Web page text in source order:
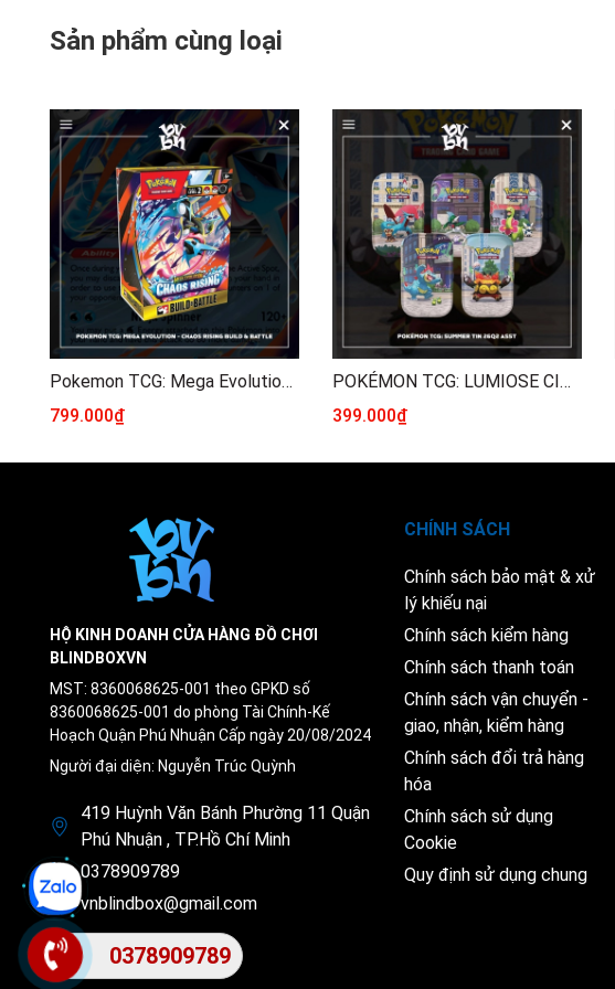
Sản phẩm cùng loại
Pokemon TCG: Mega Evolution - Chaos Rising Build & Battle
799.000₫
POKÉMON TCG: LUMIOSE CITY MINI TIN
399.000₫
HỘ KINH DOANH CỬA HÀNG ĐỒ CHƠI
BLINDBOXVN
MST: 8360068625-001 theo GPKD số
8360068625-001 do phòng Tài Chính-Kế
Hoạch Quận Phú Nhuận Cấp ngày 20/08/2024
Người đại diện: Nguyễn Trúc Quỳnh
419 Huỳnh Văn Bánh Phường 11 Quận
Phú Nhuận , TP.Hồ Chí Minh
0378909789
vnblindbox@gmail.com
CHÍNH SÁCH
Chính sách bảo mật & xử
lý khiếu nại
Chính sách kiểm hàng
Chính sách thanh toán
Chính sách vận chuyển -
giao, nhận, kiểm hàng
Chính sách đổi trả hàng
hóa
Chính sách sử dụng
Cookie
Quy định sử dụng chung
0378909789